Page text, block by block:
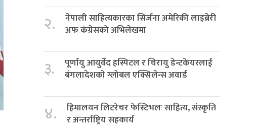
२.
नेपाली साहित्यकारका सिर्जना अमेरिकी लाइब्रेरी
अफ कंग्रेसको अभिलेखमा
३.
पूर्णायु आयुर्वेद हस्पिटल र चिरायु डेन्टकेयरलाई
बंगलादेशको ग्लोबल एक्सिलेन्स अवार्ड
४.
हिमालयन लिटरेचर फेस्टिभलः साहित्य, संस्कृति
र अन्तर्राष्ट्रिय सहकार्य